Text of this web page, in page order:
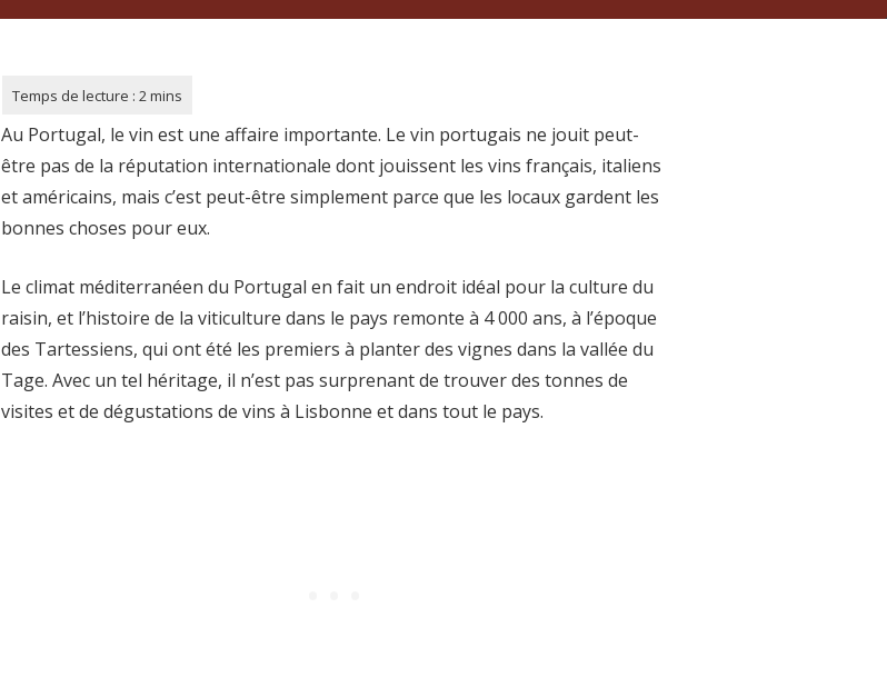
Au Portugal, le vin est une affaire importante. Le vin portugais ne jouit peut-
être pas de la réputation internationale dont jouissent les vins français, italiens
et américains, mais c’est peut-être simplement parce que les locaux gardent les
bonnes choses pour eux.
Le climat méditerranéen du Portugal en fait un endroit idéal pour la culture du
raisin, et l’histoire de la viticulture dans le pays remonte à 4 000 ans, à l’époque
des Tartessiens, qui ont été les premiers à planter des vignes dans la vallée du
Tage. Avec un tel héritage, il n’est pas surprenant de trouver des tonnes de
visites et de dégustations de vins à Lisbonne et dans tout le pays.